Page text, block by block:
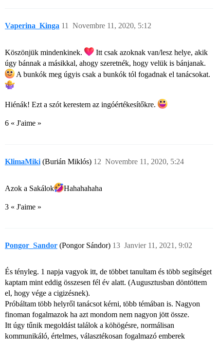
Vaperina_Kinga Novembre 11, 2020, 5:12
11
Köszönjük mindenkinek.
Itt csak azoknak van/lesz helye, akik
úgy bánnak a másikkal, ahogy szeretnék, hogy velük is bánjanak.
A bunkók meg úgyis csak a bunkók tól fogadnak el tanácsokat.
Hiénák! Ezt a szót kerestem az ingóértékesítőkre.
6 « J'aime »
KlimaMiki (Burián Miklós) Novembre 11, 2020, 5:24
12
Azok a Sakálok​ Hahahahaha
3 « J'aime »
Pongor_Sandor (Pongor Sándor) Janvier 11, 2021, 9:02
13
És tényleg. 1 napja vagyok itt, de többet tanultam és több segítséget
kaptam mint eddig összesen fél év alatt. (Augusztusban döntöttem
el, hogy vége a cigizésnek).
Próbáltam több helyről tanácsot kérni, több témában is. Nagyon
finoman fogalmazok ha azt mondom nem nagyon jött össze.
Itt úgy tűnik megoldást találok a köhögésre, normálisan
kommunikáló, értelmes, választékosan fogalmazó emberek